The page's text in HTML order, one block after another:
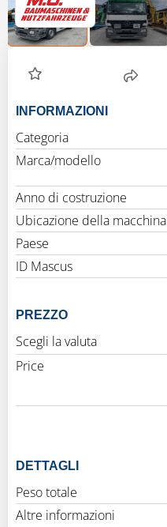
INFORMAZIONI
Categoria
Marca/modello
Anno di costruzione
Ubicazione della macchina
Paese
ID Mascus
PREZZO
Scegli la valuta
Price
DETTAGLI
Peso totale
Altre informazioni